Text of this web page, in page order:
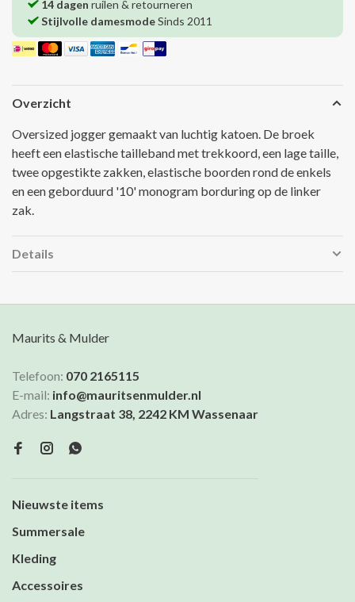
14 dagen ruilen & retourneren
Stijlvolle damesmodeSinds 2011
Overzicht
Oversized jogger gemaakt van luchtig katoen. De broek
heeft een elastische tailleband met trekkoord, een lage taille,
twee opgestikte zakken, elastische boorden rond de enkels
en een geborduurd '10' monogram borduring op de linker
zak.
Details
Maurits & Mulder
Telefoon: 070 2165115
E-mail: info@mauritsenmulder.nl
Adres: Langstraat 38, 2242 KM Wassenaar
Nieuwste items
Summersale
Kleding
Accessoires